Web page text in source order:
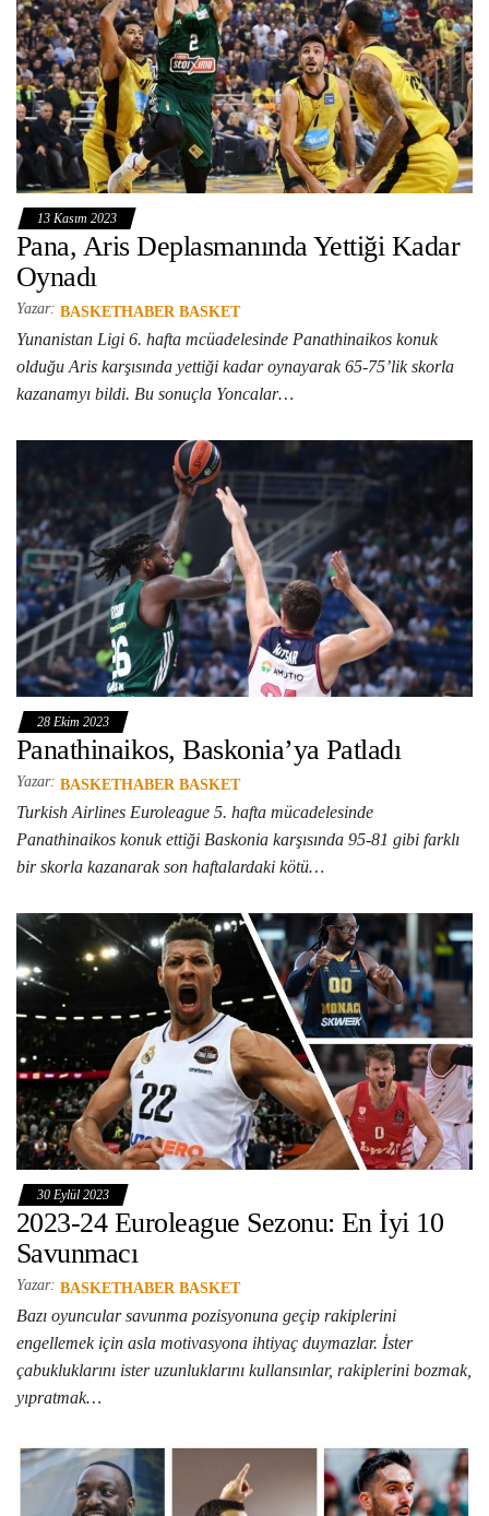
13 Kasım 2023
Pana, Aris Deplasmanında Yettiği Kadar
Oynadı
Yazar: BASKETHABER BASKET
Yunanistan Ligi 6. hafta mcüadelesinde Panathinaikos konuk
olduğu Aris karşısında yettiği kadar oynayarak 65-75’lik skorla
kazanamyı bildi. Bu sonuçla Yoncalar…
28 Ekim 2023
Panathinaikos, Baskonia’ya Patladı
Yazar: BASKETHABER BASKET
Turkish Airlines Euroleague 5. hafta mücadelesinde
Panathinaikos konuk ettiği Baskonia karşısında 95-81 gibi farklı
bir skorla kazanarak son haftalardaki kötü…
30 Eylül 2023
2023-24 Euroleague Sezonu: En İyi 10
Savunmacı
Yazar: BASKETHABER BASKET
Bazı oyuncular savunma pozisyonuna geçip rakiplerini
engellemek için asla motivasyona ihtiyaç duymazlar. İster
çabukluklarını ister uzunluklarını kullansınlar, rakiplerini bozmak,
yıpratmak…